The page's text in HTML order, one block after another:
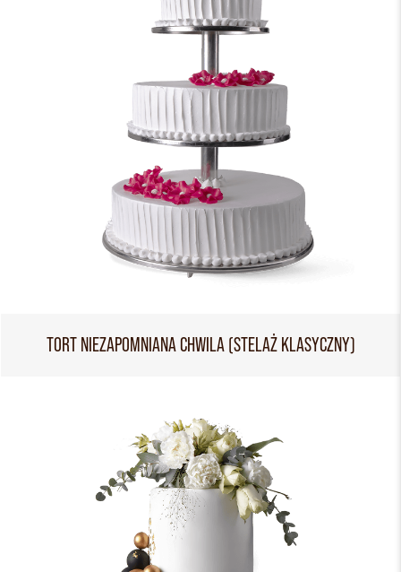
TORT NIEZAPOMNIANA CHWILA (STELAŻ KLASYCZNY)